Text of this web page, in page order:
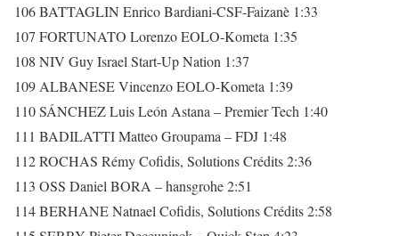
106 BATTAGLIN Enrico Bardiani-CSF-Faizanè 1:33
107 FORTUNATO Lorenzo EOLO-Kometa 1:35
108 NIV Guy Israel Start-Up Nation 1:37
109 ALBANESE Vincenzo EOLO-Kometa 1:39
110 SÁNCHEZ Luis León Astana – Premier Tech 1:40
111 BADILATTI Matteo Groupama – FDJ 1:48
112 ROCHAS Rémy Cofidis, Solutions Crédits 2:36
113 OSS Daniel BORA – hansgrohe 2:51
114 BERHANE Natnael Cofidis, Solutions Crédits 2:58